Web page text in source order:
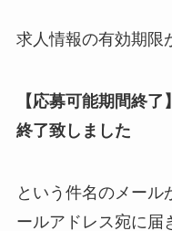
求人情報の有効期限
【応募可能期間終
終了致しました
という件名のメール
ールアドレス宛に届